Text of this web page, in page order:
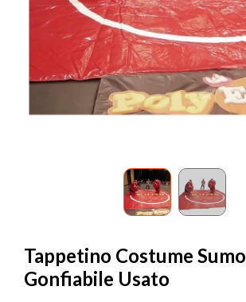
Tappetino Costume Sumo
Gonfiabile Usato